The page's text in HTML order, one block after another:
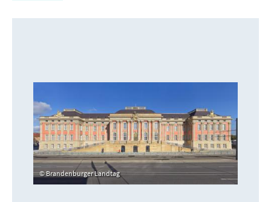
Brandenburger Landtag